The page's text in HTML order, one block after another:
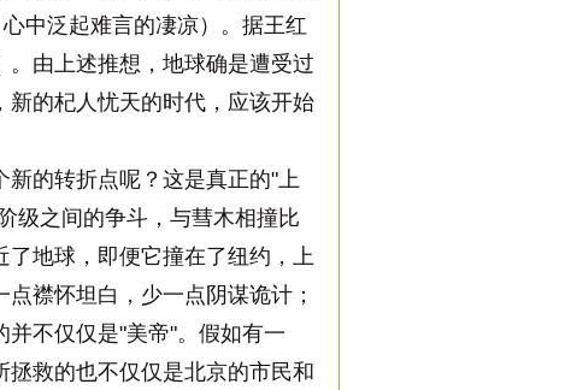
中泛起难言的凄凉）。据王红
由上述推想，地球确是遭受过
的杞人忧天的时代，应该开始
的转折点呢？这是真正的"上
级之间的争斗，与彗木相撞比
地球，即便它撞在了纽约，上
襟怀坦白，少一点阴谋诡计；
不仅仅是"美帝"。假如有一
救的也不仅仅是北京的市民和